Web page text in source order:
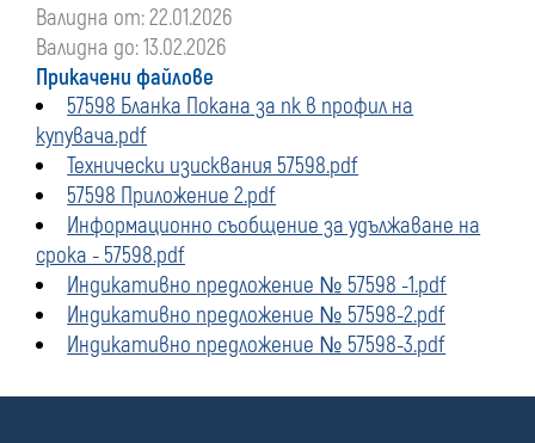
Валидна от: 22.01.2026
Валидна до: 13.02.2026
Прикачени файлове
57598 Бланка Покана за пк в профил на
купувача.pdf
Технически изисквания 57598.pdf
57598 Приложение 2.pdf
Информационно съобщение за удължаване на
срока - 57598.pdf
Индикативно предложение № 57598 -1.pdf
Индикативно предложение № 57598-2.pdf
Индикативно предложение № 57598-3.pdf